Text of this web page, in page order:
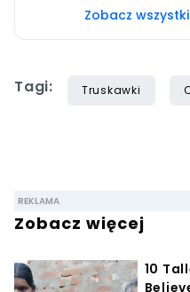
Zobacz
Tagi: Truskawki